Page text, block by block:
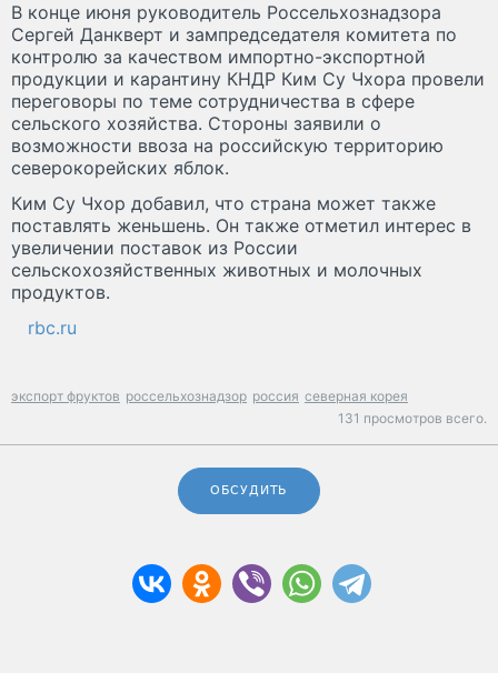
В конце июня руководитель Россельхознадзора
Сергей Данкверт и зампредседателя комитета по
контролю за качеством импортно-экспортной
продукции и карантину КНДР Ким Су Чхора провели
переговоры по теме сотрудничества в сфере
сельского хозяйства. Стороны заявили о
возможности ввоза на российскую территорию
северокорейских яблок.
Ким Су Чхор добавил, что страна может также
поставлять женьшень. Он также отметил интерес в
увеличении поставок из России
сельскохозяйственных животных и молочных
продуктов.
rbc.ru
экспорт фруктов россельхознадзор россия северная корея
131 просмотров всего.
ОБСУДИТЬ